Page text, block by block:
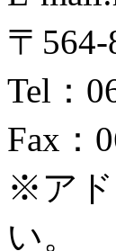
〒
Tel：
Fax：
※アド
い。